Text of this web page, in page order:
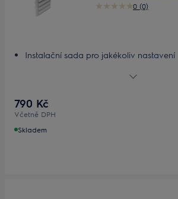
0 (0)
Instalační sada pro jakékoliv nastavení
790 Kč
Včetně DPH
Skladem